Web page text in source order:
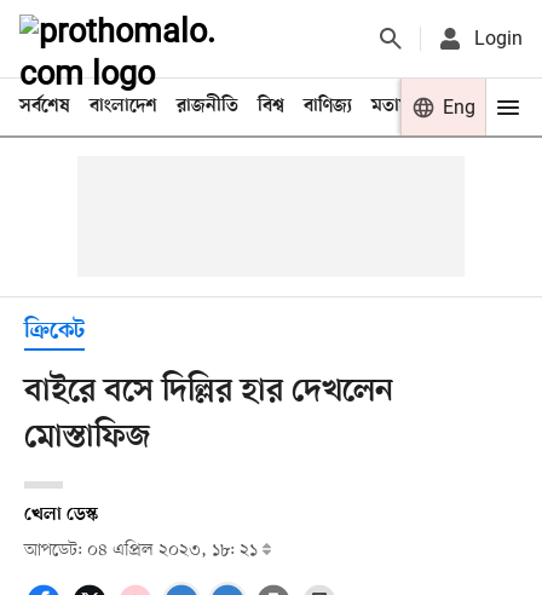
Login
সর্বশেষ বাংলাদেশ রাজনীতি বিশ্ব বাণিজ্য মতামত খেলা
Eng
ক্রিকেট
বাইরে বসে দিল্লির হার দেখলেন
মোস্তাফিজ
খেলা ডেস্ক
আপডেট: ০৪ এপ্রিল ২০২৩, ১৮: ২১